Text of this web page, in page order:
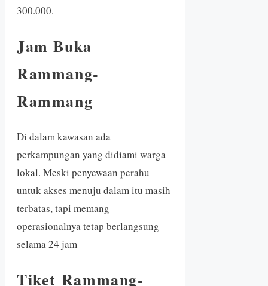
300.000.
Jam Buka
Rammang-
Rammang
Di dalam kawasan ada
perkampungan yang didiami warga
lokal. Meski penyewaan perahu
untuk akses menuju dalam itu masih
terbatas, tapi memang
operasionalnya tetap berlangsung
selama 24 jam
Tiket Rammang-